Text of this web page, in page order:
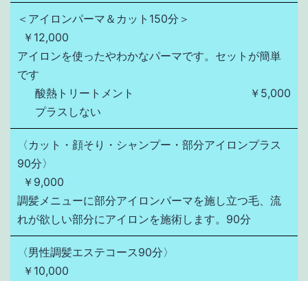
＜アイロンパーマ＆カット150分＞
￥12,000
アイロンを使ったやわかなパーマです。セットが簡単
です
酸熱トリートメント
￥5,000
プラスしない
〈カット・顔そり・シャンプー・部分アイロンプラス
90分〉
￥9,000
調髪メニューに部分アイロンパーマを施し立つ毛、流
れが欲しい部分にアイロンを施術します。90分
〈男性調髪エステコース90分〉
￥10,000